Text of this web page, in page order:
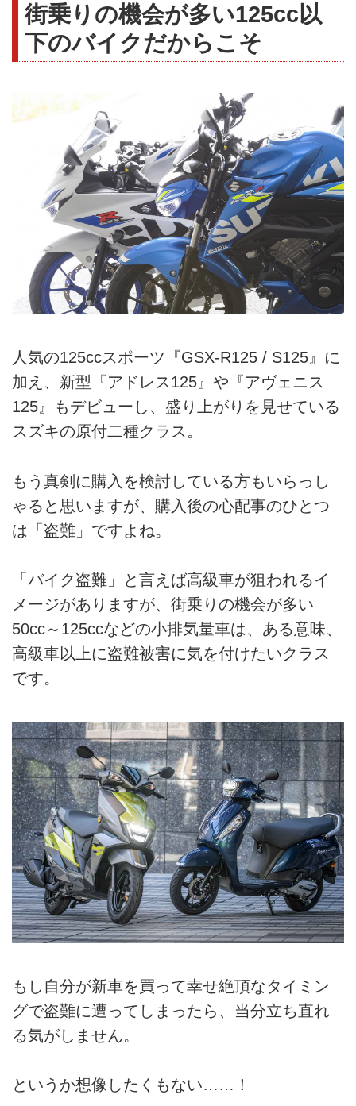
街乗りの機会が多い125cc以
下のバイクだからこそ
人気の125ccスポーツ『GSX-R125 / S125』に
加え、新型『アドレス125』や『アヴェニス
125』もデビューし、盛り上がりを見せている
スズキの原付二種クラス。
もう真剣に購入を検討している方もいらっし
ゃると思いますが、購入後の心配事のひとつ
は「盗難」ですよね。
「バイク盗難」と言えば高級車が狙われるイ
メージがありますが、街乗りの機会が多い
50cc～125ccなどの小排気量車は、ある意味、
高級車以上に盗難被害に気を付けたいクラス
です。
もし自分が新車を買って幸せ絶頂なタイミン
グで盗難に遭ってしまったら、当分立ち直れ
る気がしません。
というか想像したくもない……！